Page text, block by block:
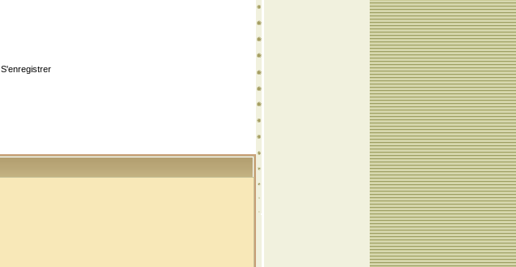
S'enregistrer